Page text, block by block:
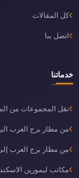
كل المقالات
اتصل بنا
خدماتنا
نقل المجموعات من
من مطار برج العرب
من مطار برج العرب إلى
مكاتب ليموزين